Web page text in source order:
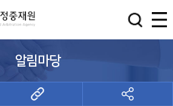
알림마당